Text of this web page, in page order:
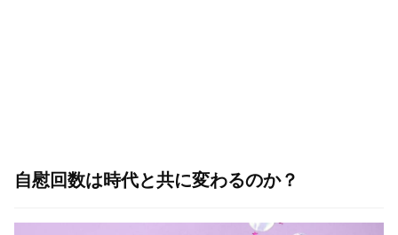
自慰回数は時代と共に変わるのか？